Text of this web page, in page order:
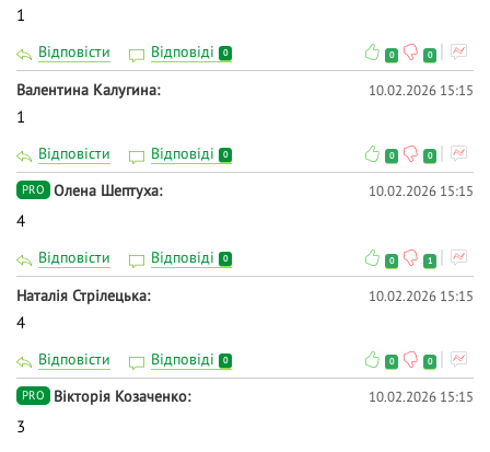
1
Відповісти Відповіді 0 0 0
Валентина Калугина 10.02.2026 15:15
1
Відповісти Відповіді 0 0 0
PRO Олена Шептуха 10.02.2026 15:15
4
Відповісти Відповіді 0 0 1
Наталія Стрілецька 10.02.2026 15:15
4
Відповісти Відповіді 0 0 0
PRO Вікторія Козаченко 10.02.2026 15:15
3